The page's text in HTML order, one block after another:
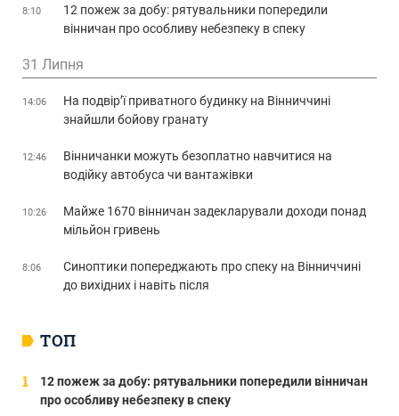
ТОП
12 пожеж за добу: рятувальники попередили вінничан
про особливу небезпеку в спеку
8:10
12 пожеж за добу: рятувальники попередили
вінничан про особливу небезпеку в спеку
31 Липня
14:06
На подвір’ї приватного будинку на Вінниччині
знайшли бойову гранату
12:46
Вінничанки можуть безоплатно навчитися на
водійку автобуса чи вантажівки
10:26
Майже 1670 вінничан задекларували доходи понад
мільйон гривень
8:06
Синоптики попереджають про спеку на Вінниччині
до вихідних і навіть після